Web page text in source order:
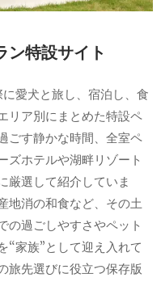
ン特設サイト
愛犬と旅し、宿泊し、食
リア別にまとめた特設ペ
ごす静かな時間、全室ペ
ズホテルや湖畔リゾート
厳選して紹介していま
地消の和食など、その土
の過ごしやすさやペット
“家族”として迎え入れて
旅先選びに役立つ保存版